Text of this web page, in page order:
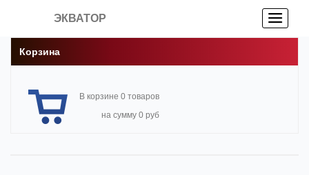
ЭКВАТОР
Корзина
В корзине 0 товаров
на сумму 0 руб